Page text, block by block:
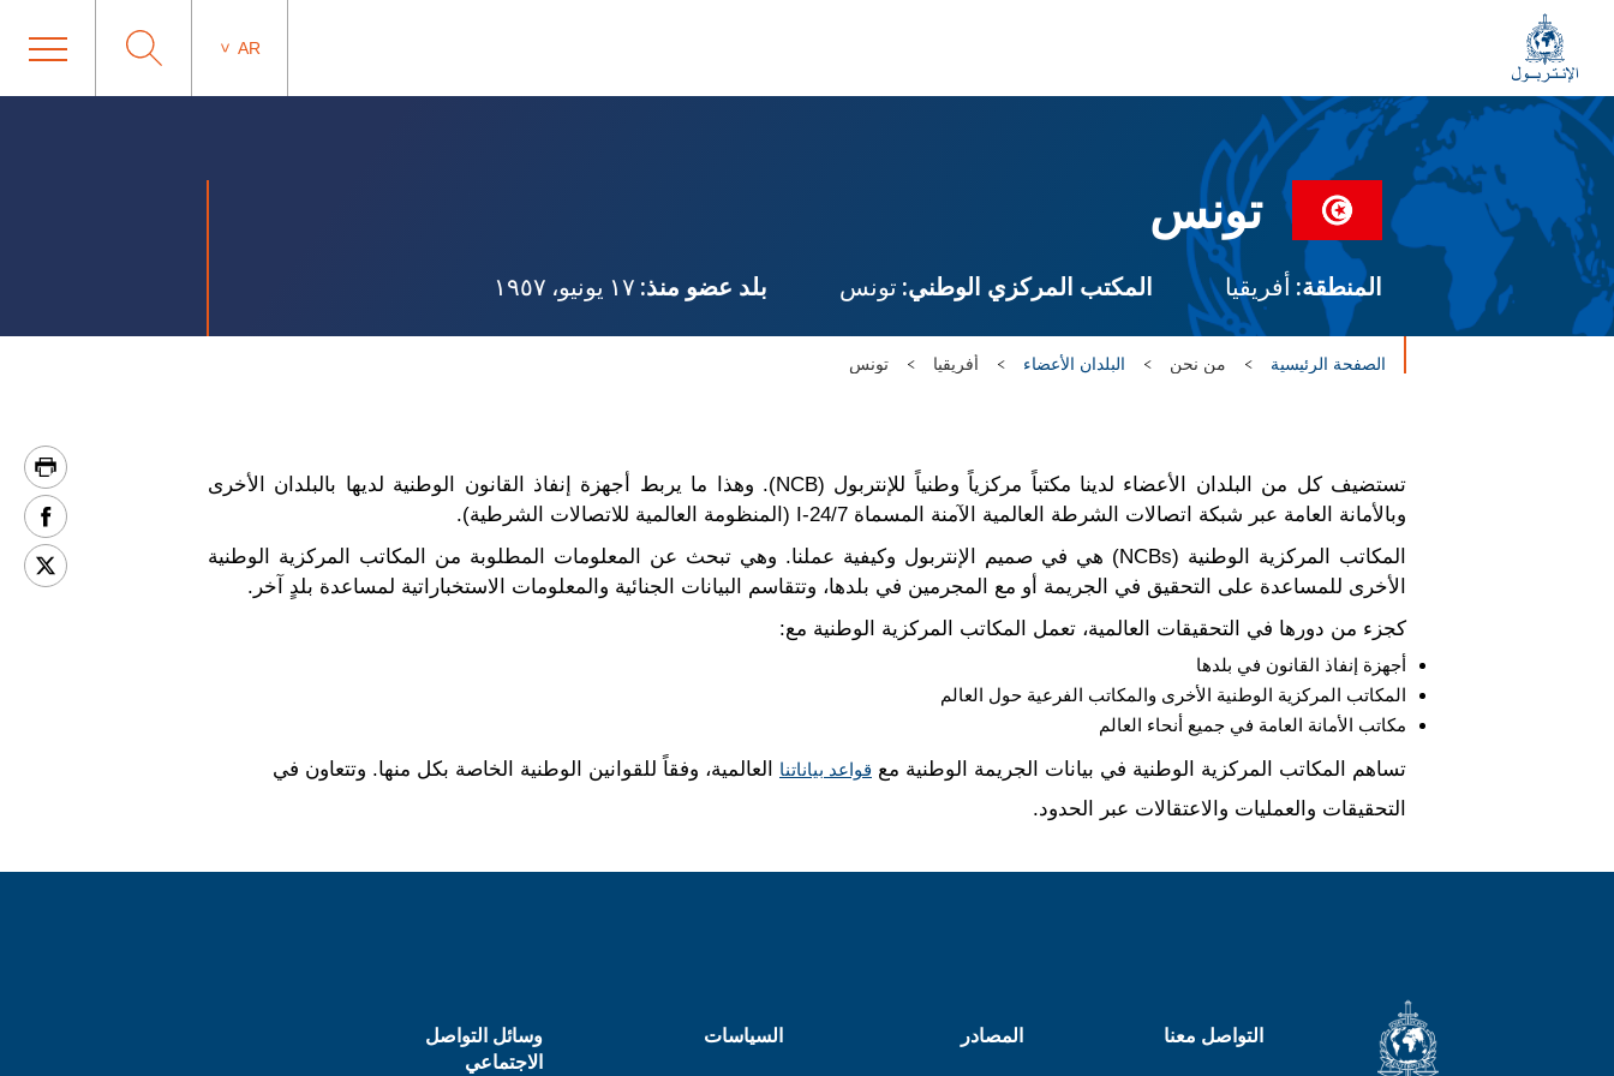
AR
تونس
المنطقة: أفريقيا المكتب المركزي الوطني: تونس بلد عضو منذ:
الصفحة الرئيسية من نحن البلدان الأعضاء أفريقيا تونس
تستضيف كل من البلدان الأعضاء لدينا مكتباً مركزياً وطنياً للإنتربول (NCB). وهذا ما يربط أجهزة إنفاذ القانون الوطنية لديها بالبلدان الأخرى
وبالأمانة العامة عبر شبكة اتصالات الشرطة العالمية الآمنة المسماة I-24/7 (المنظومة العالمية للاتصالات الشرطية).
المكاتب المركزية الوطنية (NCBs) هي في صميم الإنتربول وكيفية عملنا. وهي تبحث عن المعلومات المطلوبة من المكاتب المركزية الوطنية
الأخرى للمساعدة على التحقيق في الجريمة أو مع المجرمين في بلدها، وتتقاسم البيانات الجنائية والمعلومات الاستخباراتية لمساعدة بلدٍ آخر.
كجزء من دورها في التحقيقات العالمية، تعمل المكاتب المركزية الوطنية مع:
أجهزة إنفاذ القانون في بلدها
المكاتب المركزية الوطنية الأخرى والمكاتب الفرعية حول العالم
مكاتب الأمانة العامة في جميع أنحاء العالم
تساهم المكاتب المركزية الوطنية في بيانات الجريمة الوطنية مع قواعد بياناتنا
العالمية، وفقاً للقوانين الوطنية الخاصة بكل منها. وتتعاون في
التحقيقات والعمليات والاعتقالات عبر الحدود.
التواصل معنا المصادر السياسات
وسائل التواصل
الاجتماعي